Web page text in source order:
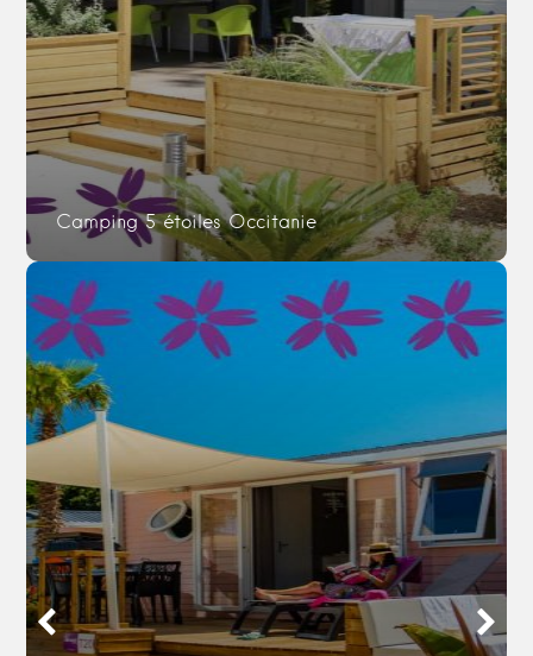
Camping 5 étoiles Occitanie